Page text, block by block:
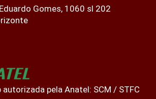
Gomes, 1060 sl 202
autorizada pela Anatel: SCM / STFC